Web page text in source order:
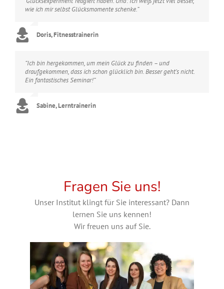
wie ich mir selbst Glücksmomente schenke.”
Doris, Fitnesstrainerin
“Ich bin hergekommen, um mein Glück zu finden – und
draufgekommen, dass ich schon glücklich bin. Besser geht’s nicht.
Ein fantastisches Seminar!”
Sabine, Lerntrainerin
Fragen Sie uns!
Unser Institut klingt für Sie interessant? Dann
lernen Sie uns kennen!
Wir freuen uns auf Sie.